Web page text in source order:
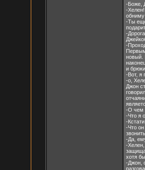
-Боже,
-Хелен!
-Ты
-
-
новый.
и
-Вот, я
-о,
Джон
-О чем
-Что я
-
-Что он
-Да,
-Хелен,
хотя
-Джон,